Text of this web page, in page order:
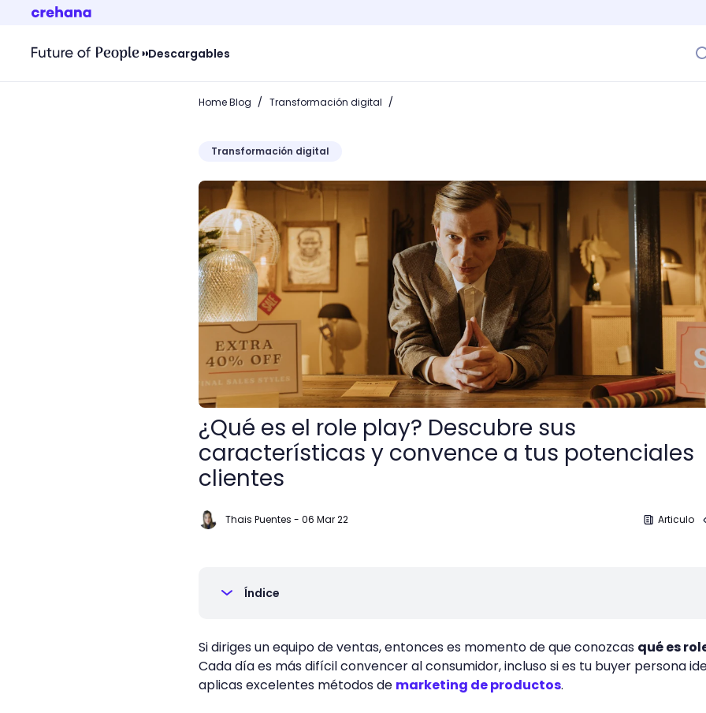
Descargables
Home Blog / Transformación digital /
Transformación digital
¿Qué es el role play? Descubre sus características y convence a tus potenciales
¿Qué es el role play? Descubre sus
características y convence a tus potenciales
clientes
Thais Puentes - 06 Mar 22 Articulo
Índice
Si diriges un equipo de ventas, entonces es momento de que conozcas qué es
Cada día es más difícil convencer al consumidor, incluso si es tu buyer persona
aplicas excelentes métodos de marketing de productos.